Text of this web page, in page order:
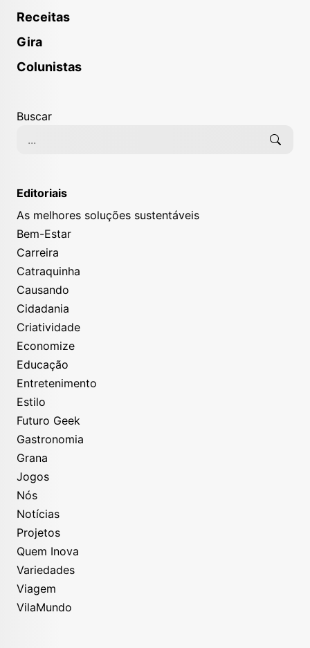
Receitas
Gira
Colunistas
Buscar
Editoriais
As melhores soluções sustentáveis
Bem-Estar
Carreira
Catraquinha
Causando
Cidadania
Criatividade
Economize
Educação
Entretenimento
Estilo
Futuro Geek
Gastronomia
Grana
Jogos
Nós
Notícias
Projetos
Quem Inova
Variedades
Viagem
VilaMundo